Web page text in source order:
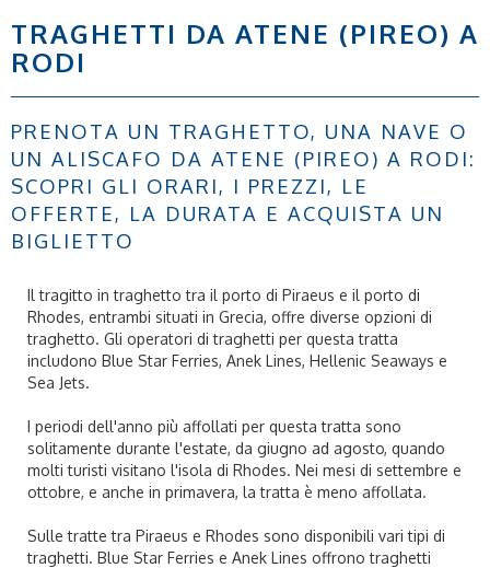
TRAGHETTI DA ATENE (PIREO) A
RODI
PRENOTA UN TRAGHETTO, UNA NAVE O
UN ALISCAFO DA ATENE (PIREO) A RODI:
SCOPRI GLI ORARI, I PREZZI, LE
OFFERTE, LA DURATA E ACQUISTA UN
BIGLIETTO
Il tragitto in traghetto tra il porto di Piraeus e il porto di
Rhodes, entrambi situati in Grecia, offre diverse opzioni di
traghetto. Gli operatori di traghetti per questa tratta
includono Blue Star Ferries, Anek Lines, Hellenic Seaways e
Sea Jets.
I periodi dell'anno più affollati per questa tratta sono
solitamente durante l'estate, da giugno ad agosto, quando
molti turisti visitano l'isola di Rhodes. Nei mesi di settembre e
ottobre, e anche in primavera, la tratta è meno affollata.
Sulle tratte tra Piraeus e Rhodes sono disponibili vari tipi di
traghetti. Blue Star Ferries e Anek Lines offrono traghetti